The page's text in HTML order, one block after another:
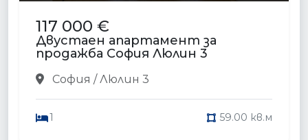
117 000 €
Двустаен апартамент за
продажба София Люлин 3
София / Люлин 3
1 59.00 кв.м